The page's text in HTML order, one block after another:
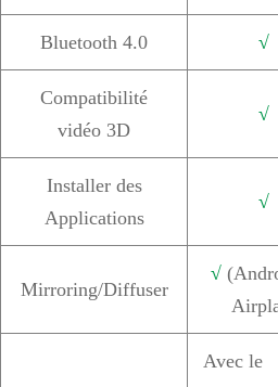
Bluetooth 4.0 √
Compatibilité
vidéo 3D
√
Installer des
Applications
√
Mirroring/Diffuser
√
Avec le